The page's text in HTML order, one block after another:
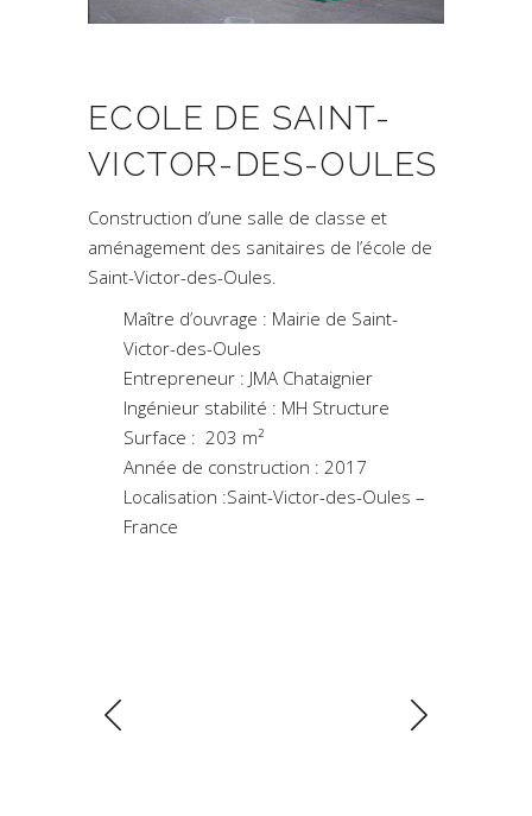
ECOLE DE SAINT-
VICTOR-DES-OULES
Construction d’une salle de classe et
aménagement des sanitaires de l’école de
Saint-Victor-des-Oules.
Maître d’ouvrage : Mairie de Saint-
Victor-des-Oules
Entrepreneur : JMA Chataignier
Ingénieur stabilité : MH Structure
Surface : 203 m²
Année de construction : 2017
Localisation :Saint-Victor-des-Oules –
France